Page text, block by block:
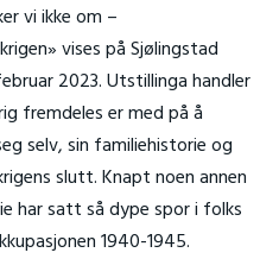
vi ikke om –
vises påSjølingstad
2023. Utstillingahandler
fremdeles er med på å
selv, sin familiehistorie og
slutt.Knapt noen annen
har satt så dype spor i folks
1940-1945.